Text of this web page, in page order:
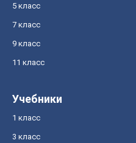
5 класс
7 класс
9 класс
11 класс
Учебники
1 класс
3 класс